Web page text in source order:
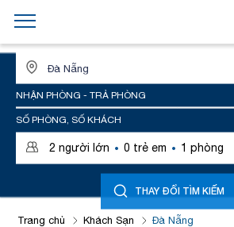
NHẬN PHÒNG - TRẢ PHÒNG
SỐ PHÒNG, SỐ KHÁCH
2 người lớn · 0 trẻ em · 1 phòng
THAY ĐỔI TÌM KIẾM
Trang chủ Khách Sạn Đà Nẵng